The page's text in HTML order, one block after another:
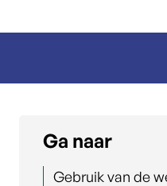
Ga naar
Gebruik van de